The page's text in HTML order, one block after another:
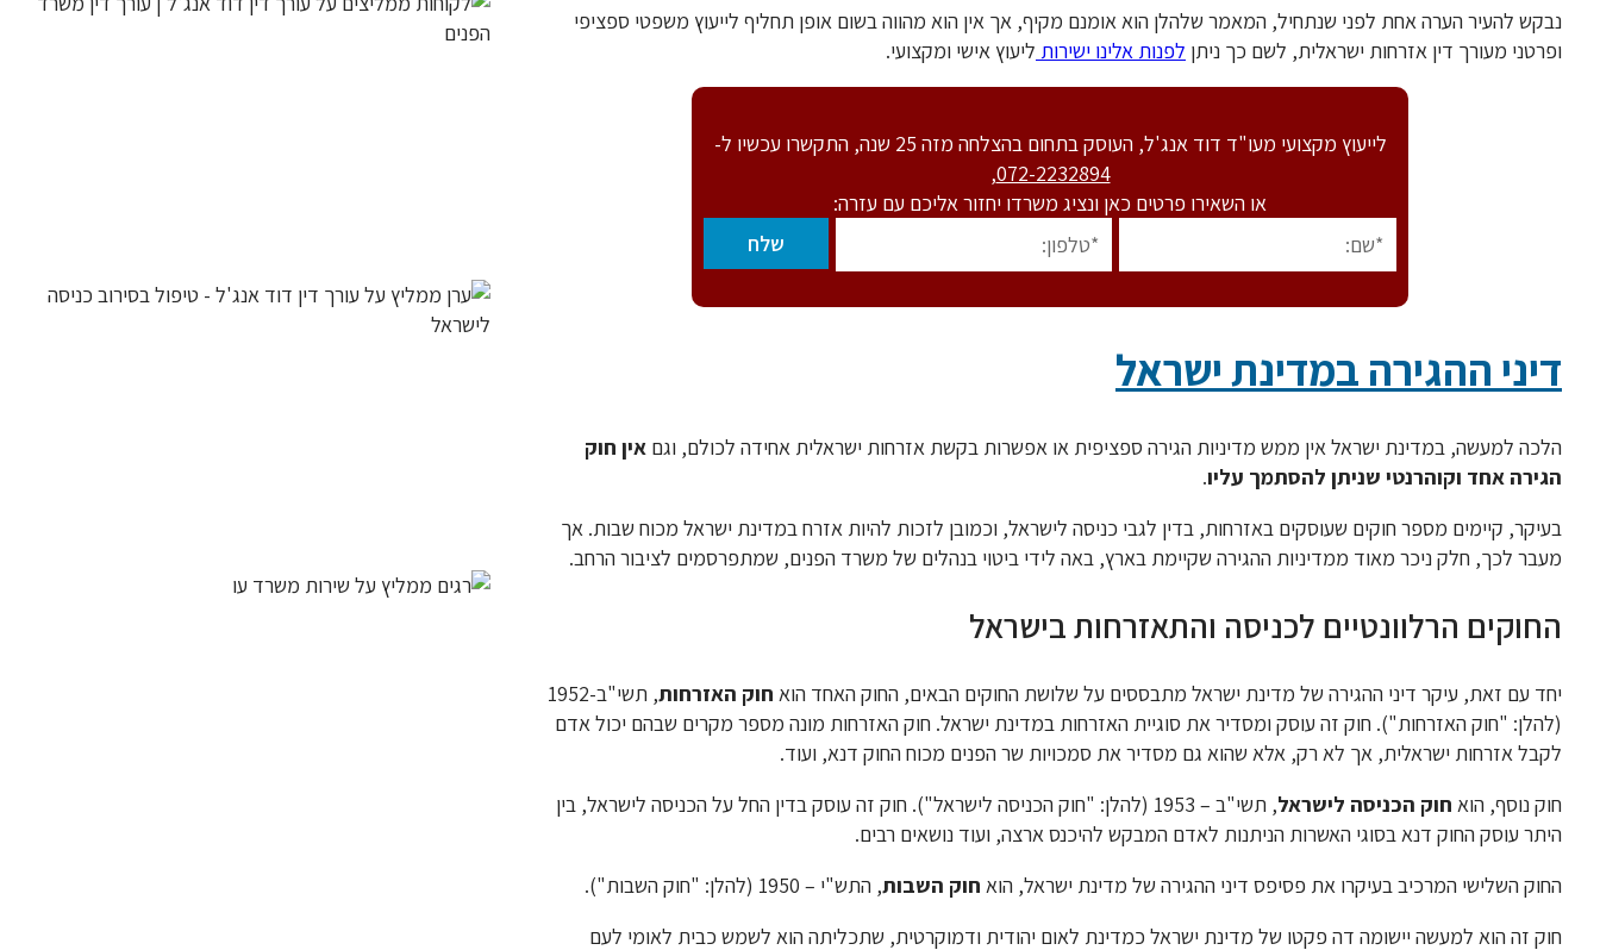
נבקש להעיר הערה אחת לפני שנתחיל, המאמר שלהלן הוא אומנם מקיף, אך אין הוא מהווה בשום אופן תחליף לייעוץ משפטי ספציפי
ופרטני מעורך דין אזרחות ישראלית, לשם כך ניתן לפנות אלינו ישירות ליעוץ אישי ומקצועי.
לייעוץ מקצועי מעו"ד דוד אנג'ל, העוסק בתחום בהצלחה מזה 25 שנה, התקשרו עכשיו ל-
072-2232894
,
או השאירו פרטים כאן ונציג משרדו יחזור אליכם עם עזרה:
דיני ההגירה במדינת ישראל
הלכה למעשה, במדינת ישראל אין ממש מדיניות הגירה ספציפית או אפשרות בקשת אזרחות ישראלית אחידה לכולם, וגם אין חוק
הגירה אחד וקוהרנטי שניתן להסתמך עליו.
בעיקר, קיימים מספר חוקים שעוסקים באזרחות, בדין לגבי כניסה לישראל, וכמובן לזכות להיות אזרח במדינת ישראל מכוח שבות. אך
מעבר לכך, חלק ניכר מאוד ממדיניות ההגירה שקיימת בארץ, באה לידי ביטוי בנהלים של משרד הפנים, שמתפרסמים לציבור הרחב.
החוקים הרלוונטיים לכניסה והתאזרחות בישראל
יחד עם זאת, עיקר דיני ההגירה של מדינת ישראל מתבססים על שלושת החוקים הבאים, החוק האחד הוא חוק האזרחות
, תשי"ב-1952
(להלן: "חוק האזרחות"). חוק זה עוסק ומסדיר את סוגיית האזרחות במדינת ישראל. חוק האזרחות מונה מספר מקרים שבהם יכול אדם
לקבל אזרחות ישראלית, אך לא רק, אלא שהוא גם מסדיר את סמכויות שר הפנים מכוח החוק דנא, ועוד.
חוק נוסף, הוא חוק הכניסה לישראל
, תשי"ב – 1953 (להלן: "חוק הכניסה לישראל"). חוק זה עוסק בדין החל על הכניסה לישראל, בין
היתר עוסק החוק דנא בסוגי האשרות הניתנות לאדם המבקש להיכנס ארצה, ועוד נושאים רבים.
החוק השלישי המרכיב בעיקרו את פסיפס דיני ההגירה של מדינת ישראל, הוא חוק השבות, התש"י – 1950 (להלן: "חוק השבות").
חוק זה הוא למעשה יישומה דה פקטו של מדינת ישראל כמדינת לאום יהודית ודמוקרטית, שתכליתה הוא לשמש כבית לאומי לעם